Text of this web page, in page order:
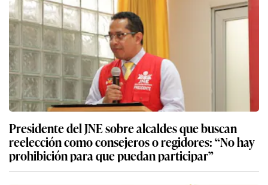
Presidente del JNE sobre alcaldes que buscan
reelección como consejeros o regidores: “No hay
prohibición para que puedan participar”